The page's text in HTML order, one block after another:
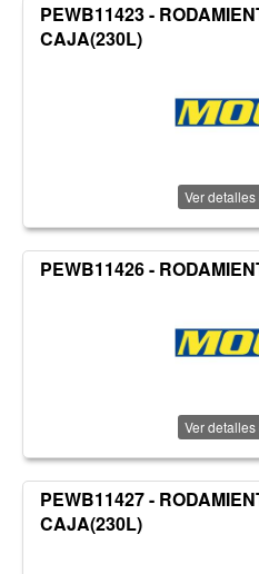
PEWB11423 -
CAJA(230L)
Ver
PEWB11426 -
Ver
PEWB11427 -
CAJA(230L)